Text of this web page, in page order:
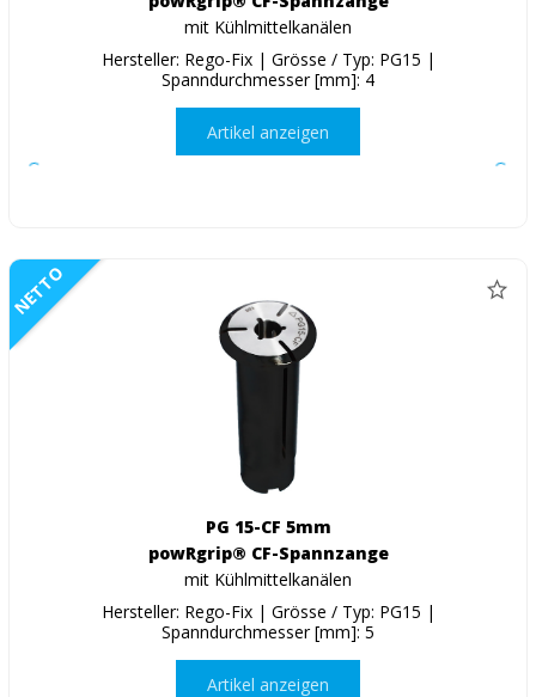
mit Kühlmittelkanälen
Hersteller: Rego-Fix | Grösse / Typ: PG15 |
Spanndurchmesser [mm]: 4
Artikel anzeigen
NETTO
PG 15-CF 5mm
powRgrip® CF-Spannzange
mit Kühlmittelkanälen
Hersteller: Rego-Fix | Grösse / Typ: PG15 |
Spanndurchmesser [mm]: 5
Artikel anzeigen